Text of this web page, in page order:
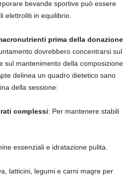
bevande sportive può essere
elettroliti in equilibrio.
prima della donazione
dovrebbero concentrarsi sul
sul mantenimento della composizione
delinea un quadro dietetico sano
della sessione:
complessi: Per mantenere stabili
essenziali e idratazione pulita.
latticini, legumi e carni magre per